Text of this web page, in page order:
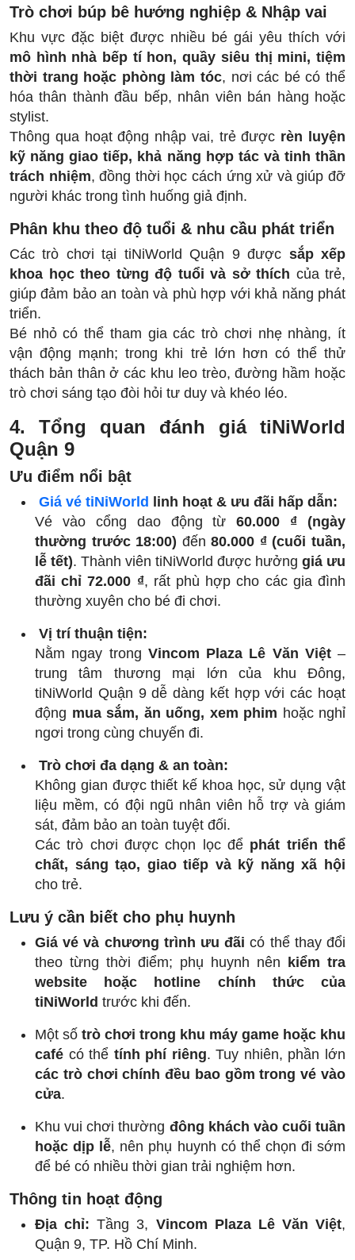
Trò chơi búp bê hướng nghiệp & Nhập vai
Khu vực đặc biệt được nhiều bé gái yêu thích với
mô hình nhà bếp tí hon, quầy siêu thị mini, tiệm
thời trang hoặc phòng làm tóc, nơi các bé có thể
hóa thân thành đầu bếp, nhân viên bán hàng hoặc
stylist.
Thông qua hoạt động nhập vai, trẻ được rèn luyện
kỹ năng giao tiếp, khả năng hợp tác và tinh thần
trách nhiệm, đồng thời học cách ứng xử và giúp đỡ
người khác trong tình huống giả định.
Phân khu theo độ tuổi & nhu cầu phát triển
Các trò chơi tại tiNiWorld Quận 9 được sắp xếp
khoa học theo từng độ tuổi và sở thích của trẻ,
giúp đảm bảo an toàn và phù hợp với khả năng phát
triển.
Bé nhỏ có thể tham gia các trò chơi nhẹ nhàng, ít
vận động mạnh; trong khi trẻ lớn hơn có thể thử
thách bản thân ở các khu leo trèo, đường hầm hoặc
trò chơi sáng tạo đòi hỏi tư duy và khéo léo.
4. Tổng quan đánh giá tiNiWorld
Quận 9
Ưu điểm nổi bật
Giá vé tiNiWorld
linh hoạt & ưu đãi hấp dẫn:
Vé vào cổng dao động từ60.000 ₫ (ngày
thường trước 18:00) đến80.000 ₫ (cuối tuần,
lễ tết). Thành viên tiNiWorld được hưởng giá ưu
đãi chỉ 72.000 ₫, rất phù hợp cho các gia đình
thường xuyên cho bé đi chơi.
Vị trí thuận tiện:
Nằm ngay trong Vincom Plaza Lê Văn Việt–
trung tâm thương mại lớn của khu Đông,
tiNiWorld Quận 9 dễ dàng kết hợp với các hoạt
động mua sắm, ăn uống, xem phim hoặc nghỉ
ngơi trong cùng chuyến đi.
Trò chơi đa dạng & an toàn:
Không gian được thiết kế khoa học, sử dụng vật
liệu mềm, có đội ngũ nhân viên hỗ trợ và giám
sát, đảm bảo an toàn tuyệt đối.
Các trò chơi được chọn lọc để phát triển thể
chất, sáng tạo, giao tiếp và kỹ năng xã hội
cho trẻ.
Lưu ý cần biết cho phụ huynh
Giá vé và chương trình ưu đãi có thể thay đổi
theo từng thời điểm; phụ huynh nên
kiểm tra
website hoặc hotline chính thức của
tiNiWorld trước khi đến.
Một số trò chơi trong khu máy game hoặc khu
café có thể tính phí riêng. Tuy nhiên, phần lớn
các trò chơi chính đều bao gồm trong vé vào
cửa.
Khu vui chơi thường đông khách vào cuối tuần
hoặc dịp lễ, nên phụ huynh có thể chọn đi sớm
để bé có nhiều thời gian trải nghiệm hơn.
Thông tin hoạt động
Địa chỉ: Tầng 3, Vincom Plaza Lê Văn Việt,
Quận 9, TP. Hồ Chí Minh.